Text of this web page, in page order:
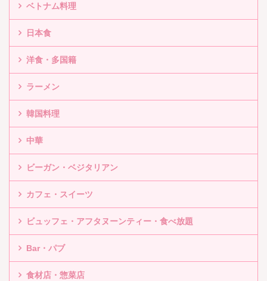
ベトナム料理
日本食
洋食・多国籍
ラーメン
韓国料理
中華
ビーガン・ベジタリアン
カフェ・スイーツ
ビュッフェ・アフタヌーンティー・食べ放題
Bar・パブ
食材店・惣菜店